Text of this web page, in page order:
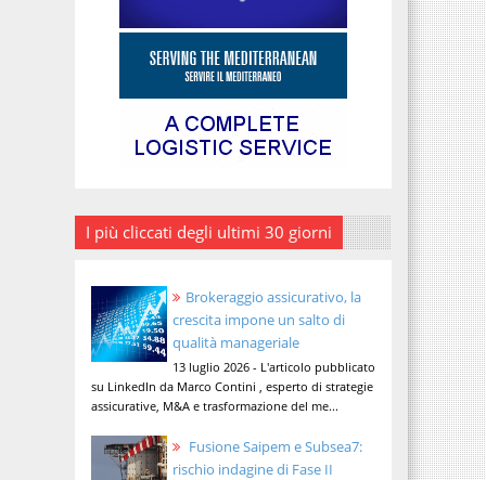
I più cliccati degli ultimi 30 giorni
Brokeraggio assicurativo, la
crescita impone un salto di
qualità manageriale
13 luglio 2026 - L'articolo pubblicato
su LinkedIn da Marco Contini , esperto di strategie
assicurative, M&A e trasformazione del me...
Fusione Saipem e Subsea7:
rischio indagine di Fase II